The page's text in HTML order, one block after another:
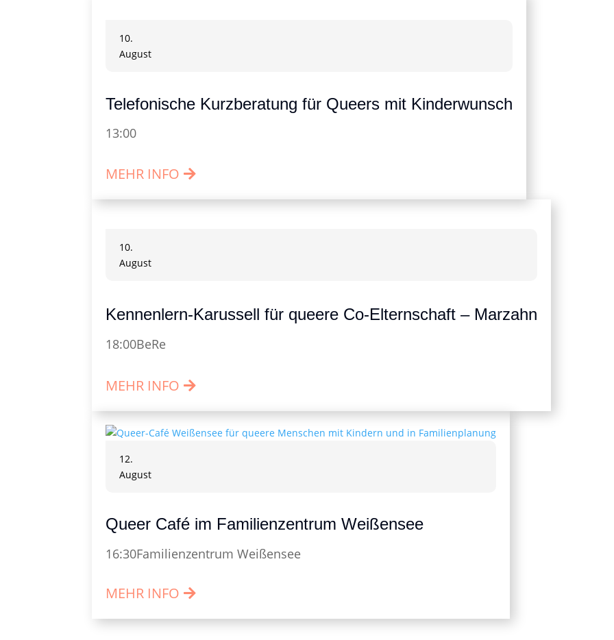
10.
August
Telefonische Kurzberatung für Queers mit Kinderwunsch
13:00
MEHR INFO
10.
August
Kennenlern-Karussell für queere Co-Elternschaft – Marzahn
18:00BeRe
MEHR INFO
12.
August
Queer Café im Familienzentrum Weißensee
16:30Familienzentrum Weißensee
MEHR INFO